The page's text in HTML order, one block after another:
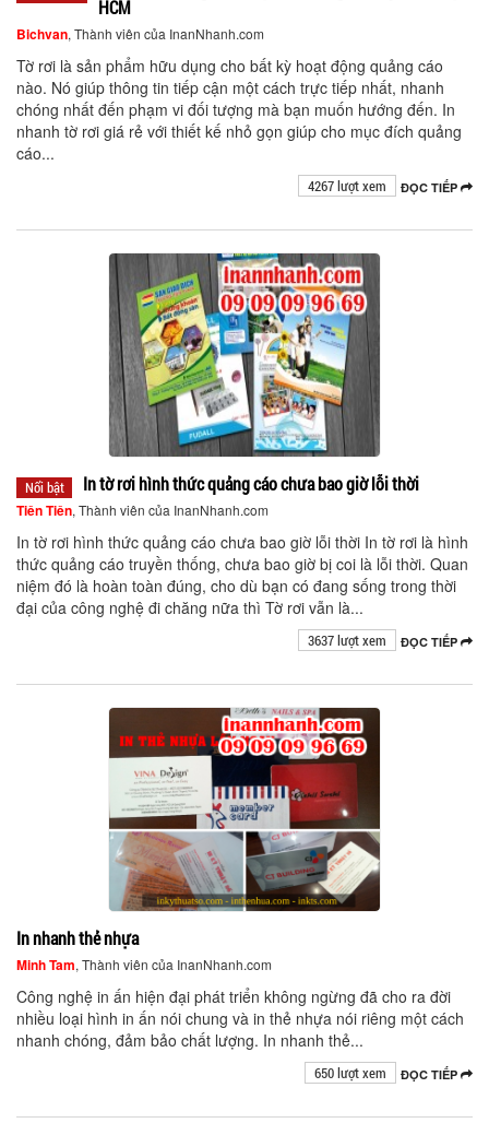
HCM
Bichvan, Thành viên của InanNhanh.com
Tờ rơi là sản phẩm hữu dụng cho bất kỳ hoạt động quảng cáo
nào. Nó giúp thông tin tiếp cận một cách trực tiếp nhất, nhanh
chóng nhất đến phạm vi đối tượng mà bạn muốn hướng đến. In
nhanh tờ rơi giá rẻ với thiết kế nhỏ gọn giúp cho mục đích quảng
cáo...
ĐỌC TIẾP
4267 lượt xem
Nổi bật In tờ rơi hình thức quảng cáo chưa bao giờ lỗi thời
Tiên Tiên, Thành viên của InanNhanh.com
In tờ rơi hình thức quảng cáo chưa bao giờ lỗi thời In tờ rơi là hình
thức quảng cáo truyền thống, chưa bao giờ bị coi là lỗi thời. Quan
niệm đó là hoàn toàn đúng, cho dù bạn có đang sống trong thời
đại của công nghệ đi chăng nữa thì Tờ rơi vẫn là...
ĐỌC TIẾP
3637 lượt xem
In nhanh thẻ nhựa
Minh Tam, Thành viên của InanNhanh.com
Công nghệ in ấn hiện đại phát triển không ngừng đã cho ra đời
nhiều loại hình in ấn nói chung và in thẻ nhựa nói riêng một cách
nhanh chóng, đảm bảo chất lượng. In nhanh thẻ...
ĐỌC TIẾP
650 lượt xem